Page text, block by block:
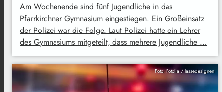
Am Wochenende sind fünf Jugendliche in das
Pfarrkirchner Gymnasium eingestiegen. Ein Großeinsatz
der Polizei war die Folge. Laut Polizei hatte ein Lehrer
des Gymnasiums mitgeteilt, dass mehrere Jugendliche …
Foto: Fotolia / lassedesignen